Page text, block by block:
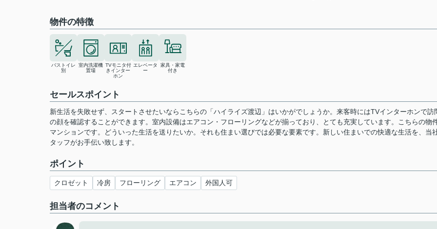
物件の特徴
バストイレ
別
室内洗濯機
置場
TVモニタ付
きインター
ホン
エレベータ
ー
家具・家電
付き
セールスポイント
新生活を失敗せず、スタートさせたいならこちらの「ハイライズ渡辺」はいかがでしょうか。来客時にはTVインターホンで訪
の顔を確認することができます。室内設備はエアコン・フローリングなどが揃っており、とても充実しています。こちらの物
マンションです。どういった生活を送りたいか。それも住まい選びでは必要な要素です。新しい住まいでの快適な生活を、当
タッフがお手伝い致します。
ポイント
クロゼット 冷房 フローリング エアコン 外国人可
担当者のコメント